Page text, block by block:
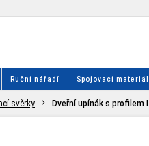
Ruční nářadí Spojovací materiál
svěrky Dveřní upínák s profilem